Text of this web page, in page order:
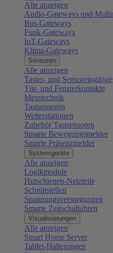
Alle anzeigen
Audio-Gateways und
Bus-Gateways
Funk-Gateways
IoT-Gateways
Klima-Gateways
Sensoren
Alle anzeigen
Taster- und Sensoreingänge
Tür- und Fensterkontakte
Messtechnik
Tastsensoren
Wetterstationen
Zubehör Tastsensoren
Smarte Bewegungsmelder
Smarte Präsenzmelder
Systemgeräte
Alle anzeigen
Logikmodule
Hutschienen-Netzteile
Schnittstellen
Spannungsversorgungen
Smarte Zeitschaltuhren
Visualisierungen
Alle anzeigen
Smart Home Server
Tablet-Halterungen